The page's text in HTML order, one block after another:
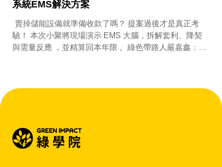
系統EMS解決方案
賣掉儲能設備就準備收款了嗎？ 提案過後才是真正考
驗！ 本次小聚將現場演示 EMS 大腦，拆解套利、降契
與需量反應 ，並精算回本年限 。綠色帶路人嚴嘉鑫：